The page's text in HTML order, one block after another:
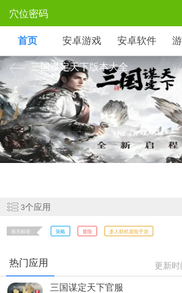
穴位密码
首页 安卓游戏 安卓软件
三国谋定天下版本大全
《三国谋定天下》 是一款以三国为背景的沙盘战
玩家扮演诸侯，通过招贤纳士、发展城池、合纵连横
下。游戏独创「动态沙盘」与「谋略推演」系统，结
利、武将特技与谍战计谋，拒绝数值碾压，还原真实
弈。水墨写实画风，打造沉浸式三国军政体验。
3个应用
相关标签 策略 冒险 多人联机冒险手游
热门应用 更新时
三国谋定天下官服